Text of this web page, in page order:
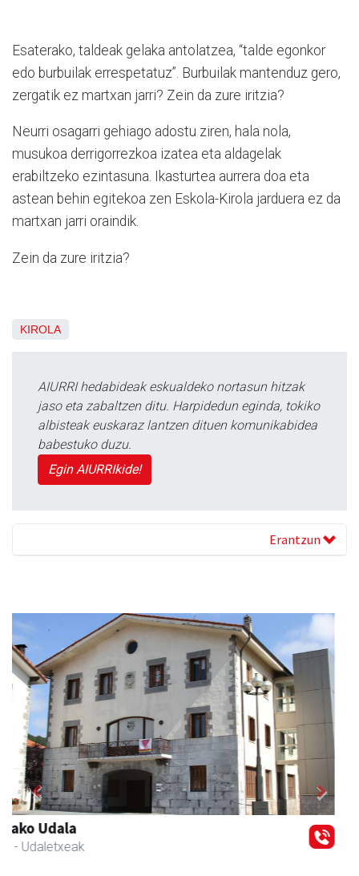
Esaterako, taldeak gelaka antolatzea, “talde egonkor
edo burbuilak errespetatuz”. Burbuilak mantenduz gero,
zergatik ez martxan jarri? Zein da zure iritzia?
Neurri osagarri gehiago adostu ziren, hala nola,
musukoa derrigorrezkoa izatea eta aldagelak
erabiltzeko ezintasuna. Ikasturtea aurrera doa eta
astean behin egitekoa zen Eskola-Kirola jarduera ez da
martxan jarri oraindik.
Zein da zure iritzia?
KIROLA
AIURRI hedabideak eskualdeko nortasun hitzak
jaso eta zabaltzen ditu. Harpidedun eginda, tokiko
albisteak euskaraz lantzen dituen komunikabidea
babestuko duzu.
Egin AIURRIkide!
Erantzun
Karrika auto konponketa
Andoain - Auto konponketak
Previous Next